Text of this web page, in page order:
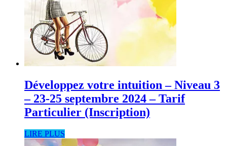
Développez votre intuition – Niveau 3
– 23-25 septembre 2024 – Tarif
Particulier (Inscription)
LIRE PLUS